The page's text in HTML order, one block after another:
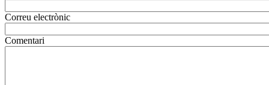
Correu electrònic
Comentari